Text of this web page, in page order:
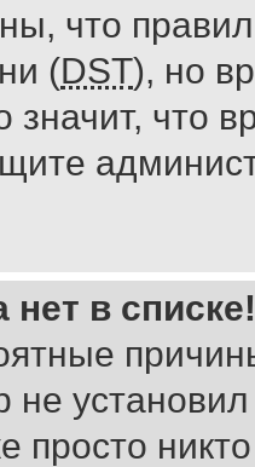
что
(DST), но
значит, что
нет в списке!
не
просто